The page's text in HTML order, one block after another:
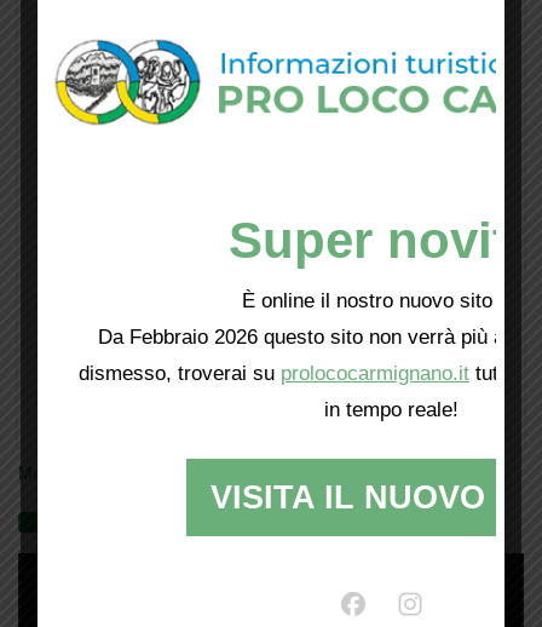
Mostra tutte le locandine
Super
È online il nostro nuovo sito web!
Da Febbraio 2026 questo sito non verrà più
dismesso, troverai su prolococarmignano.it tutti i
in tempo reale!
VISITA IL NUOVO